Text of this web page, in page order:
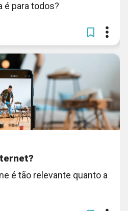
é para todos?
é tão relevante quanto a